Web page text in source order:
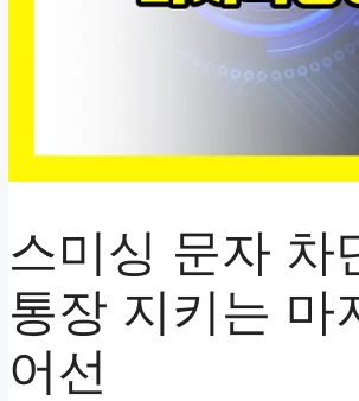
스미싱 문자 차
통장 지키는 마
어선